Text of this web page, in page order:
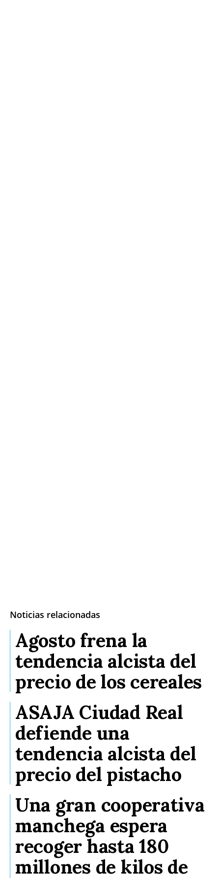
Noticias relacionadas
Agosto frena la
tendencia alcista del
precio de los cereales
ASAJA Ciudad Real
defiende una
tendencia alcista del
precio del pistacho
Una gran cooperativa
manchega espera
recoger hasta 180
millones de kilos de